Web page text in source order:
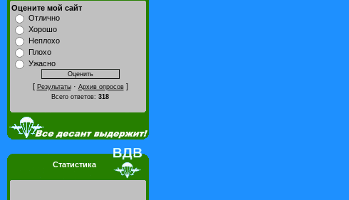
Оцените мой сайт
Отлично
Хорошо
Неплохо
Плохо
Ужасно
[ Результаты· Архив опросов]
Всего ответов: 318
Статистика